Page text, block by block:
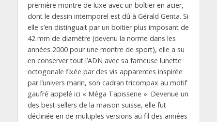
première montre de luxe avec un boîtier en acier,
dont le dessin intemporel est dû à Gérald Genta. Si
elle s’en distinguait par un boitier plus imposant de
42 mm de diamètre (devenu la norme dans les
années 2000 pour une montre de sport), elle a su
en conserver tout l’ADN avec sa fameuse lunette
octogonale fixée par des vis apparentes inspirée
par l’univers marin, son cadran tricompax au motif
gaufré appelé ici « Méga Tapisserie ». Devenue un
des best sellers de la maison suisse, elle fut
déclinée en de multiples versions au fil des années